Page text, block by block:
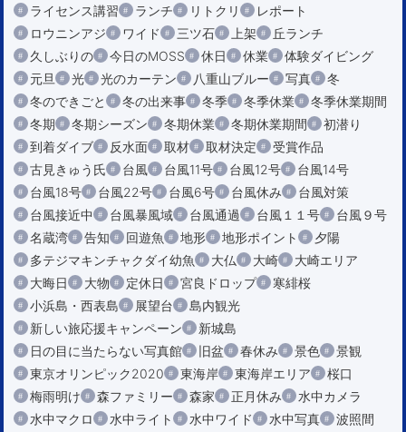
ライセンス講習
ランチ リトクリ
レポート
ロウニンアジ
ワイド 三ツ石 上架
丘ランチ
久しぶりの
今日のMOSS 休日 休業
体験ダイビング
元旦
光 光のカーテン 八重山ブルー 写真
冬
冬のできごと
冬の出来事 冬季 冬季休業
冬季休業期間
冬期
冬期シーズン 冬期休業 冬期休業期間
初潜り
到着ダイブ
反水面 取材 取材決定
受賞作品
古見きゅう氏
台風 台風11号 台風12号
台風14号
台風18号
台風22号 台風6号 台風休み
台風対策
台風接近中
台風暴風域 台風通過 台風１１号
台風９号
名蔵湾
告知 回遊魚 地形 地形ポイント
夕陽
多テジマキンチャクダイ幼魚
大仏 大崎
大崎エリア
大晦日
大物 定休日 宮良ドロップ
寒緋桜
小浜島・西表島
展望台
島内観光
新しい旅応援キャンペーン
新城島
日の目に当たらない写真館
旧盆 春休み 景色
景観
東京オリンピック2020
東海岸 東海岸エリア
桜口
梅雨明け
森ファミリー 森家 正月休み
水中カメラ
水中マクロ
水中ライト 水中ワイド 水中写真
波照間